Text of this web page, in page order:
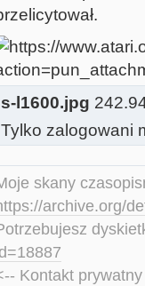
s-l1600.jpg
Tylko zalogowani
skany
archive.org/
Kontakt